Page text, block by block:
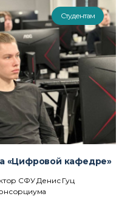
Студентам
«Цифровой кафедре»
СФУ Денис Гуц